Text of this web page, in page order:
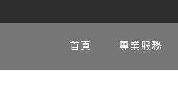
首頁 專業服務